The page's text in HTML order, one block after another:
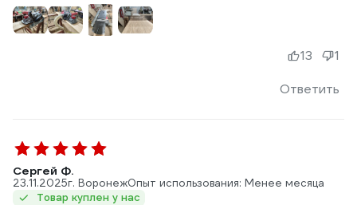
Ответить
13 1
Сергей Ф.
23.11.2025г. ВоронежОпыт использования: Менее месяца
Товар куплен у нас